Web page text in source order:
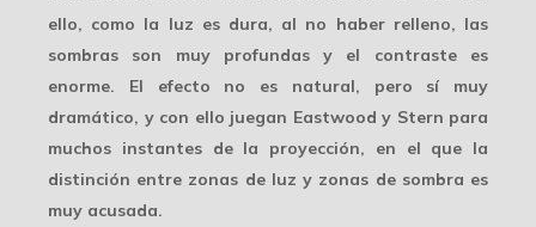
ello, como la luz es dura, al no haber relleno, las
sombras son muy profundas y el contraste es
enorme. El efecto no es natural, pero sí muy
dramático, y con ello juegan Eastwood y Stern para
muchos instantes de la proyección, en el que la
distinción entre zonas de luz y zonas de sombra es
muy acusada.